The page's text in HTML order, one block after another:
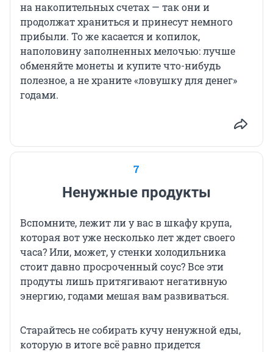
на накопительных счетах — так они и
продолжат храниться и принесут немного
прибыли. То же касается и копилок,
наполовину заполненных мелочью: лучше
обменяйте монеты и купите что-нибудь
полезное, а не храните «ловушку для денег»
годами.
7
Ненужные продукты
Вспомните, лежит ли у вас в шкафу крупа,
которая вот уже несколько лет ждет своего
часа? Или, может, у стенки холодильника
стоит давно просроченный соус? Все эти
продуты лишь притягивают негативную
энергию, годами мешая вам развиваться.
Старайтесь не собирать кучу ненужной еды,
которую в итоге всё равно придется